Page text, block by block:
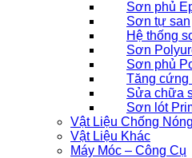
Sơn phủ
Sơn tự san
Hệ thống
Sơn
Sơn phủ
Tăng cứng
Sửa chữa
Sơn lót
Vật Liệu Chống Nóng
Vật Liệu Khác
Máy Móc – Công Cụ